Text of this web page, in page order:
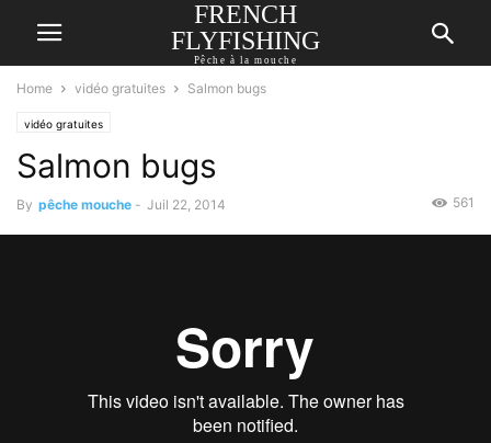
FRENCH
FLYFISHING
Pêche à la mouche
Home vidéo gratuites Salmon bugs
vidéo gratuites
Salmon bugs
By pêche mouche - Juil 22, 2014 561